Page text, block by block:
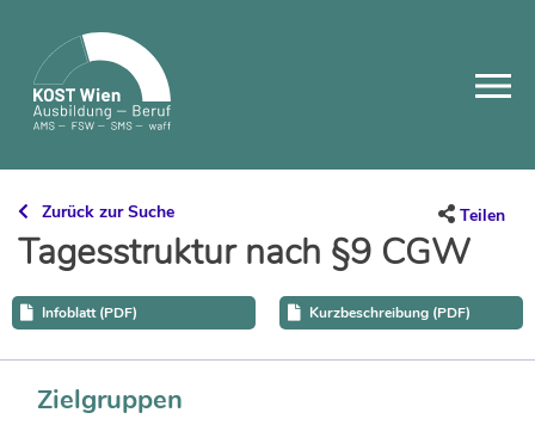
content
Zurück zur Suche
Tagesstruktur nach §9 CGW
Teilen
Infoblatt (PDF) Kurzbeschreibung (PDF)
Zielgruppen